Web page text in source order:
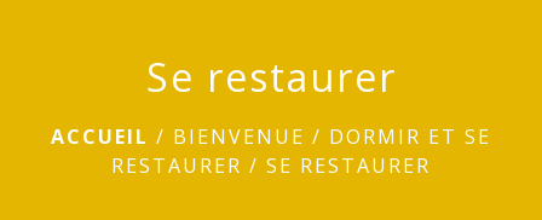
Se restaurer
ACCUEIL / BIENVENUE / DORMIR ET SE
RESTAURER / SE RESTAURER